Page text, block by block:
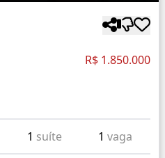
R$ 1.850.000
1 suíte 1 vaga